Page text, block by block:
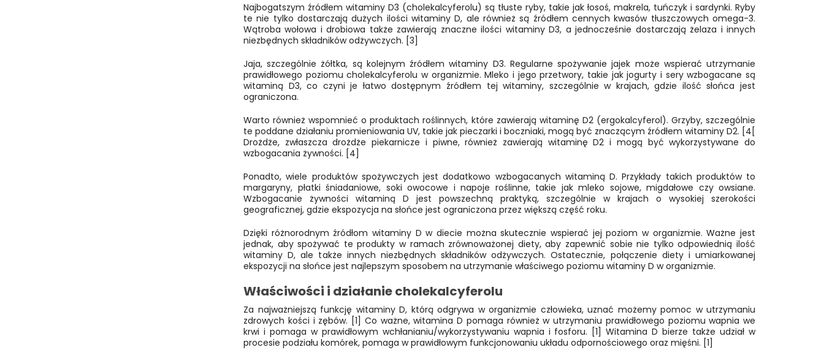
Najbogatszym źródłem witaminy D3 (cholekalcyferolu) są tłuste ryby, takie jak łosoś, makrela, tuńczyk i sardynki. Ryby
te nie tylko dostarczają dużych ilości witaminy D, ale również są źródłem cennych kwasów tłuszczowych omega-3.
Wątroba wołowa i drobiowa także zawierają znaczne ilości witaminy D3, a jednocześnie dostarczają żelaza i innych
niezbędnych składników odżywczych. [3]
Jaja, szczególnie żółtka, są kolejnym źródłem witaminy D3. Regularne spożywanie jajek może wspierać utrzymanie
prawidłowego poziomu cholekalcyferolu w organizmie. Mleko i jego przetwory, takie jak jogurty i sery wzbogacane są
witaminą D3, co czyni je łatwo dostępnym źródłem tej witaminy, szczególnie w krajach, gdzie ilość słońca jest
ograniczona.
Warto również wspomnieć o produktach roślinnych, które zawierają witaminę D2 (ergokalcyferol). Grzyby, szczególnie
te poddane działaniu promieniowania UV, takie jak pieczarki i boczniaki, mogą być znaczącym źródłem witaminy D2. [4[
Drożdże, zwłaszcza drożdże piekarnicze i piwne, również zawierają witaminę D2 i mogą być wykorzystywane do
wzbogacania żywności. [4]
Ponadto, wiele produktów spożywczych jest dodatkowo wzbogacanych witaminą D. Przykłady takich produktów to
margaryny, płatki śniadaniowe, soki owocowe i napoje roślinne, takie jak mleko sojowe, migdałowe czy owsiane.
Wzbogacanie żywności witaminą D jest powszechną praktyką, szczególnie w krajach o wysokiej szerokości
geograficznej, gdzie ekspozycja na słońce jest ograniczona przez większą część roku.
Dzięki różnorodnym źródłom witaminy D w diecie można skutecznie wspierać jej poziom w organizmie. Ważne jest
jednak, aby spożywać te produkty w ramach zrównoważonej diety, aby zapewnić sobie nie tylko odpowiednią ilość
witaminy D, ale także innych niezbędnych składników odżywczych. Ostatecznie, połączenie diety i umiarkowanej
ekspozycji na słońce jest najlepszym sposobem na utrzymanie właściwego poziomu witaminy D w organizmie.
Właściwości i działanie cholekalcyferolu
Za najważniejszą funkcję witaminy D, którą odgrywa w organizmie człowieka, uznać możemy pomoc w utrzymaniu
zdrowych kości i zębów. [1] Co ważne, witamina D pomaga również w utrzymaniu prawidłowego poziomu wapnia we
krwi i pomaga w prawidłowym wchłanianiu/wykorzystywaniu wapnia i fosforu. [1] Witamina D bierze także udział w
procesie podziału komórek, pomaga w prawidłowym funkcjonowaniu układu odpornościowego oraz mięśni. [1]